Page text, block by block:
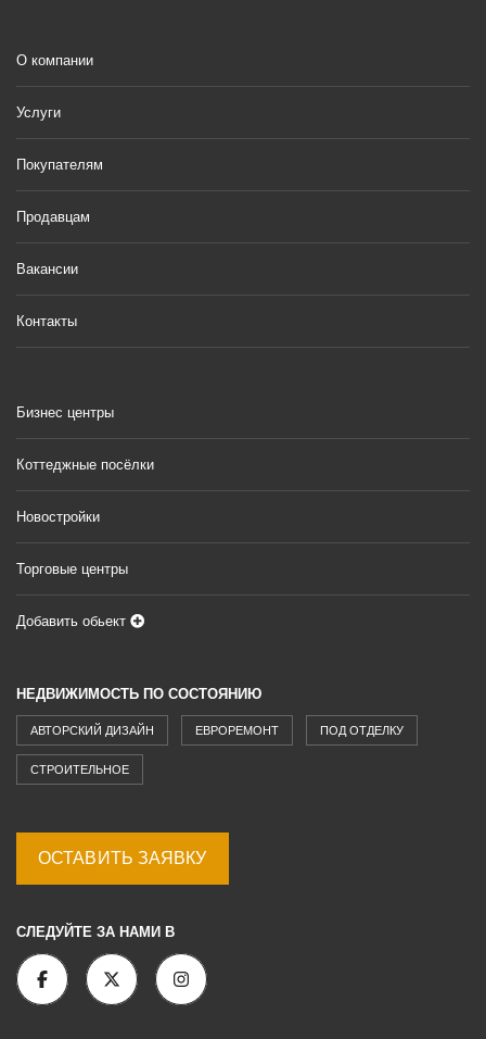
О компании
Услуги
Покупателям
Продавцам
Вакансии
Контакты
Бизнес центры
Коттеджные посёлки
Новостройки
Торговые центры
Добавить обьект
НЕДВИЖИМОСТЬ ПО СОСТОЯНИЮ
АВТОРСКИЙ ДИЗАЙН ЕВРОРЕМОНТ ПОД ОТДЕЛКУ
СТРОИТЕЛЬНОЕ
ОСТАВИТЬ ЗАЯВКУ
СЛЕДУЙТЕ ЗА НАМИ В